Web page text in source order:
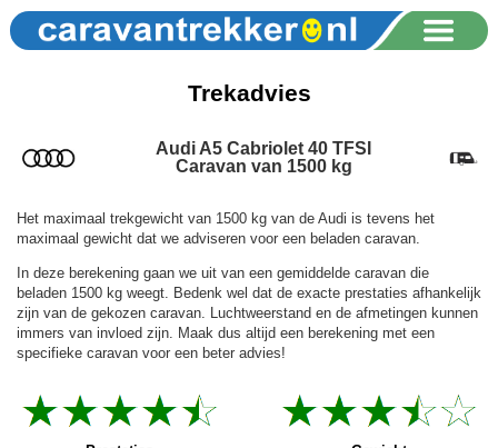
Trekadvies
Audi A5 Cabriolet 40 TFSI
Caravan van 1500 kg
Het maximaal trekgewicht van 1500 kg van de Audi is tevens het
maximaal gewicht dat we adviseren voor een beladen caravan.
In deze berekening gaan we uit van een gemiddelde caravan die
beladen 1500 kg weegt. Bedenk wel dat de exacte prestaties afhankelijk
zijn van de gekozen caravan. Luchtweerstand en de afmetingen kunnen
immers van invloed zijn. Maak dus altijd een berekening met een
specifieke caravan voor een beter advies!